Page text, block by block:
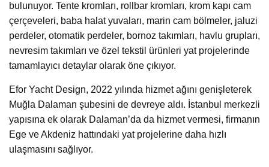
bulunuyor. Tente kromları, rollbar kromları, krom kapı cam
çerçeveleri, baba halat yuvaları, marin cam bölmeler, jaluzi
perdeler, otomatik perdeler, bornoz takımları, havlu grupları,
nevresim takımları ve özel tekstil ürünleri yat projelerinde
tamamlayıcı detaylar olarak öne çıkıyor.
Efor Yacht Design, 2022 yılında hizmet ağını genişleterek
Muğla Dalaman şubesini de devreye aldı. İstanbul merkezli
yapısına ek olarak Dalaman’da da hizmet vermesi, firmanın
Ege ve Akdeniz hattındaki yat projelerine daha hızlı
ulaşmasını sağlıyor.